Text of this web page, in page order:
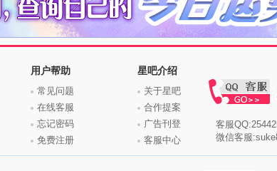
用户帮助
常见问题
在线客服
忘记密码
免费注册
星吧介绍
关于星吧
合作提案
广告刊登
客服中心
客服
微信客服